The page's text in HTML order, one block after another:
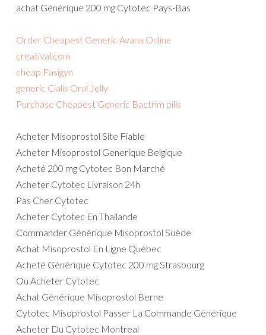
achat Générique 200 mg Cytotec Pays-Bas
Order Cheapest Generic Avana Online
creatival.com
cheap Fasigyn
generic Cialis Oral Jelly
Purchase Cheapest Generic Bactrim pills
Acheter Misoprostol Site Fiable
Acheter Misoprostol Generique Belgique
Acheté 200 mg Cytotec Bon Marché
Acheter Cytotec Livraison 24h
Pas Cher Cytotec
Acheter Cytotec En Thailande
Commander Générique Misoprostol Suède
Achat Misoprostol En Ligne Québec
Acheté Générique Cytotec 200 mg Strasbourg
Ou Acheter Cytotec
Achat Générique Misoprostol Berne
Cytotec Misoprostol Passer La Commande Générique
Acheter Du Cytotec Montreal